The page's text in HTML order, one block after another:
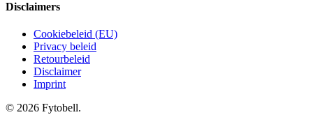
Disclaimers
Cookiebeleid (EU)
Privacy beleid
Retourbeleid
Disclaimer
Imprint
© 2026 Fytobell.